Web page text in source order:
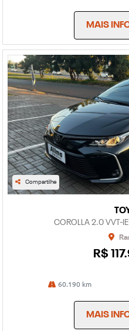
MAIS
Compartilhe
COROLLA 2.0 VVT-IE
R$
60.190 km
MAIS